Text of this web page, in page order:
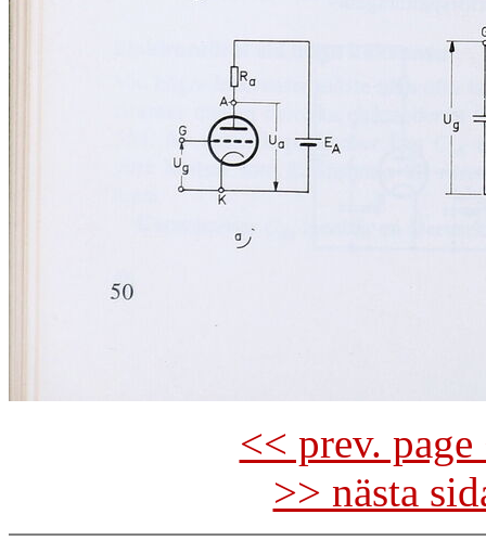
<< prev.
>> nästa